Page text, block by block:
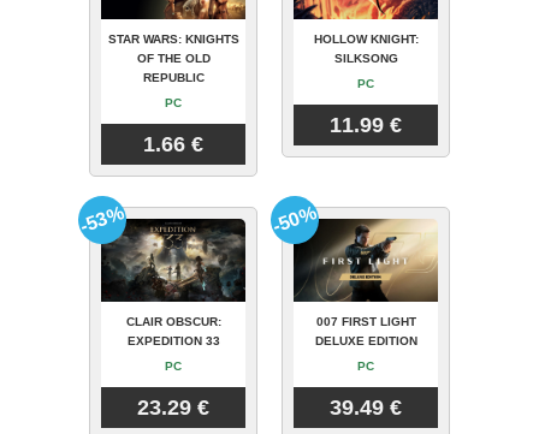
STAR WARS: KNIGHTS
OF THE OLD
REPUBLIC
PC
1.66 €
HOLLOW KNIGHT:
SILKSONG
PC
11.99 €
CLAIR OBSCUR:
EXPEDITION 33
PC
23.29 €
-53%
007 FIRST LIGHT
DELUXE EDITION
PC
39.49 €
-50%